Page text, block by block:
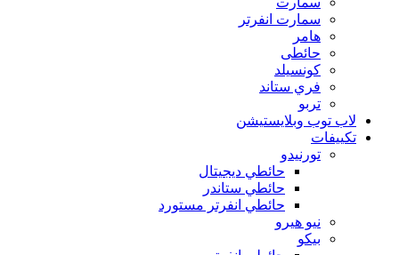
سمارت انفرتر
هامر
حائطى
كونسيلد
فري ستاند
تربو
لاب توب وبلايستيشن
تكييفات
تورنيدو
حائطي ديجيتال
حائطي ستاندر
حائطي انفرتر مستورد
نيو هيرو
بيكو